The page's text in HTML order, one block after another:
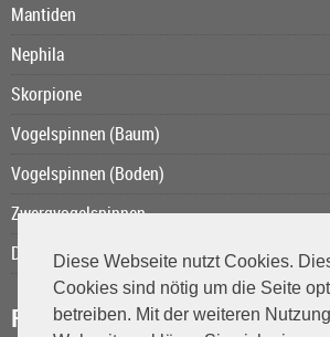
Diese Webseite nutzt Cookies.
Cookies sind nötig um die Seite
betreiben. Mit der weiteren
Mantiden
Nephila
Skorpione
Vogelspinnen (Baum)
Vogelspinnen (Boden)
Zwergvogelspinnen
Das Kurzschwanzopossum
Reiseberichte